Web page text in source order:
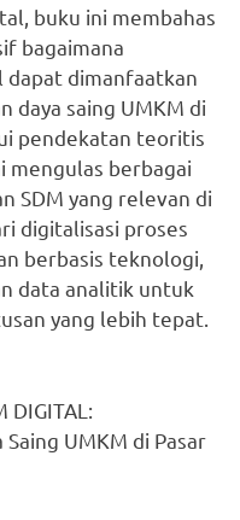
buku ini membahas
bagaimana
dimanfaatkan
daya saing UMKM di
pendekatan teoritis
mengulas berbagai
SDM yang relevan di
digitalisasi proses
berbasis teknologi,
data analitik untuk
yang lebih tepat.
DIGITAL:
UMKM di Pasar